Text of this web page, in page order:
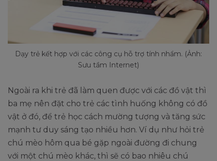
Dạy trẻ kết hợp với các công cụ hỗ trợ tính nhẩm. (Ảnh:
Sưu tầm Internet)
Ngoài ra khi trẻ đã làm quen được với các đồ vật thì
ba mẹ nên đặt cho trẻ các tình huống không có đồ
vật ở đó, để trẻ học cách mường tượng và tăng sức
mạnh tư duy sáng tạo nhiều hơn. Ví dụ như hỏi trẻ
chú mèo hôm qua bé gặp ngoài đường đi chung
với một chú mèo khác, thì sẽ có bao nhiêu chú